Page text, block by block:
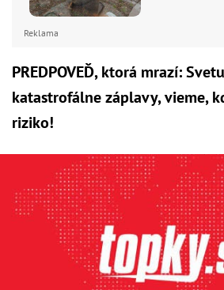
Reklama
PREDPOVEĎ, ktorá mrazí:
katastrofálne záplavy, vieme,
riziko!